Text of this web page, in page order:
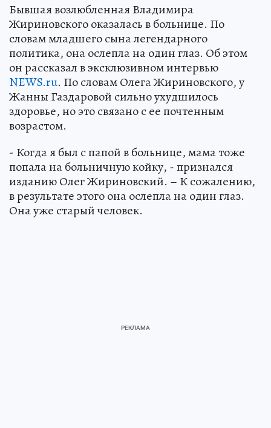
Бывшая возлюбленная Владимира
Жириновского оказалась в больнице. По
словам младшего сына легендарного
политика, она ослепла на один глаз. Об этом
он рассказал в эксклюзивном интервью
NEWS.ru. По словам Олега Жириновского, у
Жанны Газдаровой сильно ухудшилось
здоровье, но это связано с ее почтенным
возрастом.
- Когда я был с папой в больнице, мама тоже
попала на больничную койку, - признался
изданию Олег Жириновский. – К сожалению,
в результате этого она ослепла на один глаз.
Она уже старый человек.